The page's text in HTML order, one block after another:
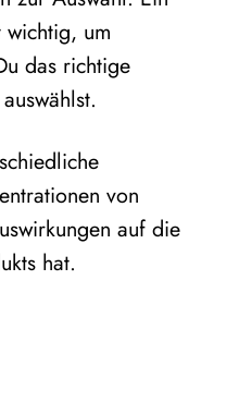
wichtig, um
das richtige
von
auf die
hat.